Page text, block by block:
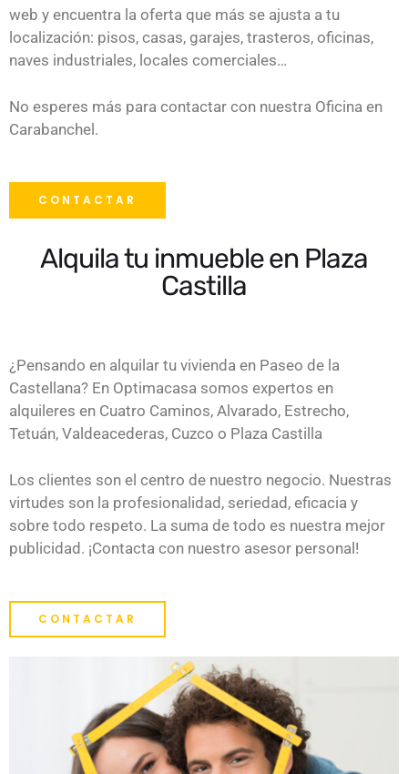
web y encuentra la oferta que más se ajusta a tu
localización: pisos, casas, garajes, trasteros, oficinas,
naves industriales, locales comerciales…
No esperes más para contactar con nuestra Oficina en
Carabanchel.
CONTACTAR
Alquila tu inmueble en Plaza
Castilla
¿Pensando en alquilar tu vivienda en Paseo de la
Castellana? En Optimacasa somos expertos en
alquileres en Cuatro Caminos, Alvarado, Estrecho,
Tetuán, Valdeacederas, Cuzco o Plaza Castilla
Los clientes son el centro de nuestro negocio. Nuestras
virtudes son la profesionalidad, seriedad, eficacia y
sobre todo respeto. La suma de todo es nuestra mejor
publicidad. ¡Contacta con nuestro asesor personal!
CONTACTAR